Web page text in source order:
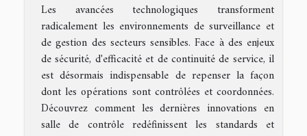
Les avancées technologiques transforment
radicalement les environnements de surveillance et
de gestion des secteurs sensibles. Face à des enjeux
de sécurité, d'efficacité et de continuité de service, il
est désormais indispensable de repenser la façon
dont les opérations sont contrôlées et coordonnées.
Découvrez comment les dernières innovations en
salle de contrôle redéfinissent les standards et